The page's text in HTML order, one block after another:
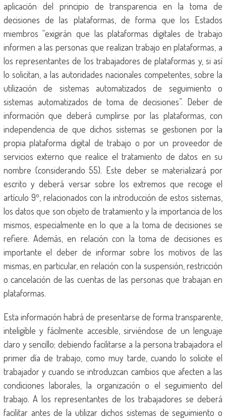
aplicación del principio de transparencia en la toma de
decisiones de las plataformas, de forma que los Estados
miembros “exigirán que las plataformas digitales de trabajo
informen a las personas que realizan trabajo en plataformas, a
los representantes de los trabajadores de plataformas y, si así
lo solicitan, a las autoridades nacionales competentes, sobre la
utilización de sistemas automatizados de seguimiento o
sistemas automatizados de toma de decisiones”. Deber de
información que deberá cumplirse por las plataformas, con
independencia de que dichos sistemas se gestionen por la
propia plataforma digital de trabajo o por un proveedor de
servicios externo que realice el tratamiento de datos en su
nombre (considerando 55). Este deber se materializará por
escrito y deberá versar sobre los extremos que recoge el
artículo 9º, relacionados con la introducción de estos sistemas,
los datos que son objeto de tratamiento y la importancia de los
mismos, especialmente en lo que a la toma de decisiones se
refiere. Además, en relación con la toma de decisiones es
importante el deber de informar sobre los motivos de las
mismas, en particular, en relación con la suspensión, restricción
o cancelación de las cuentas de las personas que trabajan en
plataformas.
Esta información habrá de presentarse de forma transparente,
inteligible y fácilmente accesible, sirviéndose de un lenguaje
claro y sencillo; debiendo facilitarse a la persona trabajadora el
primer día de trabajo, como muy tarde, cuando lo solicite el
trabajador y cuando se introduzcan cambios que afecten a las
condiciones laborales, la organización o el seguimiento del
trabajo. A los representantes de los trabajadores se deberá
facilitar antes de la utilizar dichos sistemas de seguimiento o